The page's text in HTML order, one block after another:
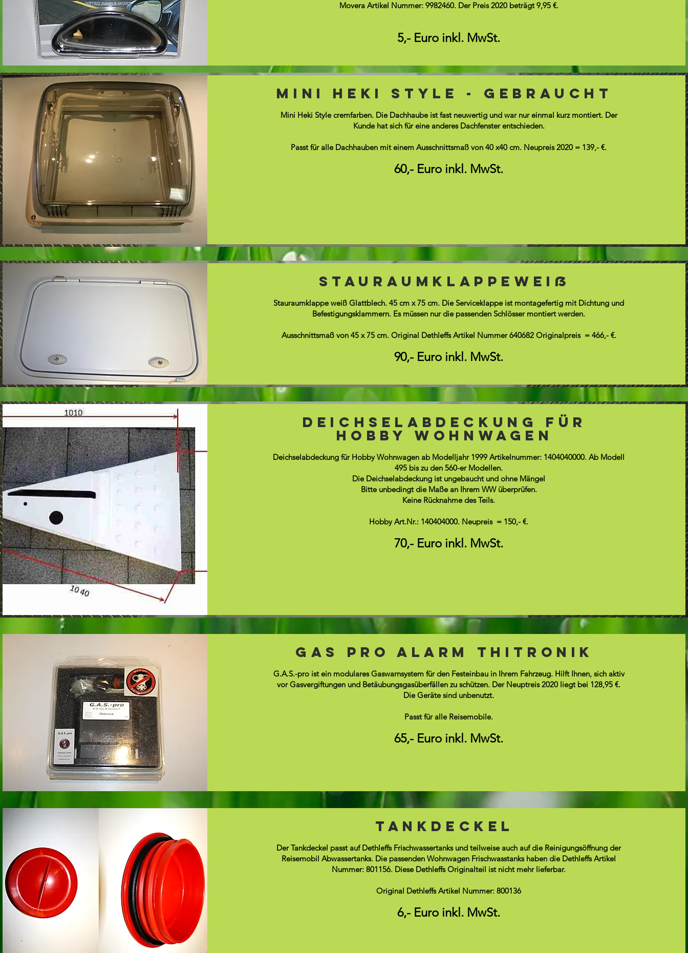
Movera Artikel Nummer: 9982460. Der Preis 2020 beträgt 9,95 €.
5,- Euro inkl. MwSt.
Mini Heki Style - gebraucht
Mini Heki Style cremfarben. Die Dachhaube ist fast neuwertig und war nur einmal kurz montiert. Der
Kunde hat sich für eine anderes Dachfenster entschieden.
Passt für alle Dachhauben mit einem Ausschnittsmaß von 40 x40 cm. Neupreis 2020 = 139,- €.
60,- Euro inkl. MwSt.
Stauraumklappeweiß
Stauraumklappe weiß Glattblech. 45 cm x 75 cm. Die Serviceklappe ist montagefertig mit Dichtung und
Befestigungsklammern. Es müssen nur die passenden Schlösser montiert werden.
Ausschnittsmaß von 45 x 75 cm. Original Dethleffs Artikel Nummer 640682 Originalpreis = 466,- €.
90,- Euro inkl. MwSt.
Deichselabdeckung für
Hobby Wohnwagen
Deichselabdeckung für Hobby Wohnwagen ab Modelljahr 1999 Artikelnummer: 1404040000. Ab Modell
495 bis zu den 560-er Modellen.
Die Deichselabdeckung ist ungebaucht und ohne Mängel
Bitte unbedingt die Maße an Ihrem WW überprüfen.
Keine Rücknahme des Teils.
Hobby Art.Nr.: 140404000. Neupreis = 150,- €.
70,- Euro inkl. MwSt.
Gas Pro Alarm Thitronik
G.A.S.-pro ist ein modulares Gaswarnsystem für den Festeinbau in Ihrem Fahrzeug. Hilft Ihnen, sich aktiv
vor Gasvergiftungen und Betäubungsgasüberfällen zu schützen. Der Neuptreis 2020 liegt bei 128,95 €.
Die Geräte sind unbenutzt.
Passt für alle Reisemobile.
65,- Euro inkl. MwSt.
TAnkdeckel
Der Tankdeckel passt auf Dethleffs Frischwassertanks und teilweise auch auf die Reinigungsöffnung der
Reisemobil Abwassertanks. Die passenden Wohnwagen Frischwasstanks haben die Dethleffs Artikel
Nummer: 801156. Diese Dethleffs Originalteil ist nicht mehr lieferbar.
Original Dethleffs Artikel Nummer: 800136
6,- Euro inkl. MwSt.